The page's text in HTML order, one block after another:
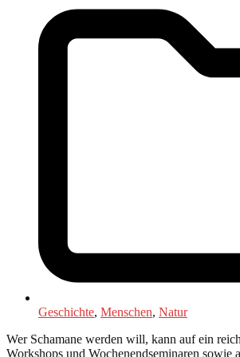
Geschichte, Menschen, Natur
Wer Schamane werden will, kann auf ein
Workshops und Wochenendseminaren sowie